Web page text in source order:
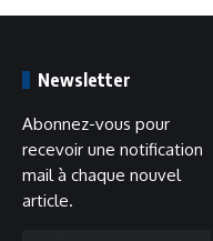
Newsletter
Abonnez-vous pour
recevoir une notification
mail à chaque nouvel
article.